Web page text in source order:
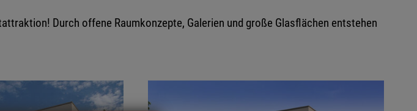
Durch offene Raumkonzepte, Galerien und große Glasflächen entstehen